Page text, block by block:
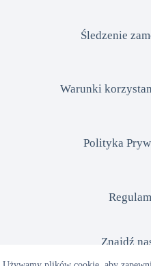
Śledzenie
Warunki
Polityka
Znajdź